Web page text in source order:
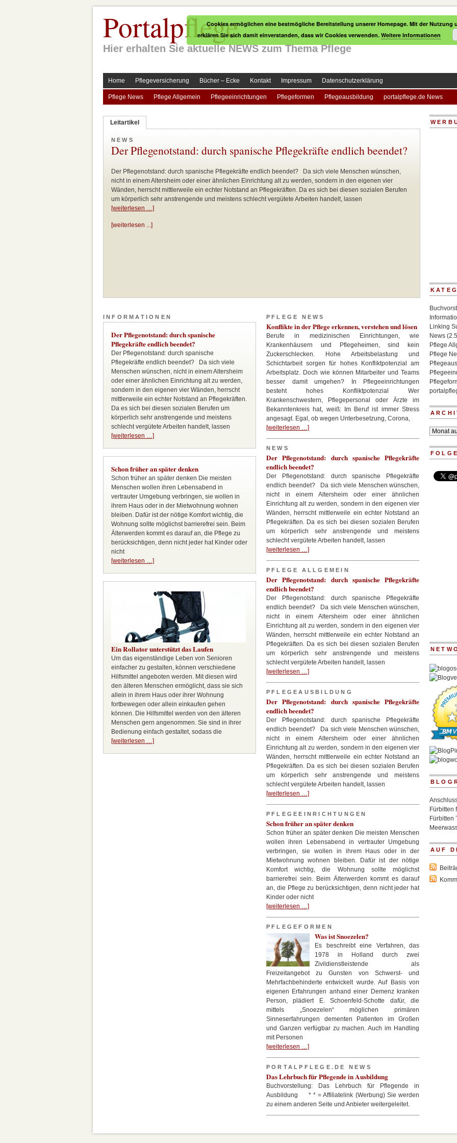
Portalpflege
Hier erhalten Sie aktuelle NEWS zum Thema Pflege
Home Pflegeversicherung Bücher – Ecke Kontakt Impressum Datenschutzerklärung
Pflege News Pflege Allgemein Pflegeeinrichtungen Pflegeformen Pflegeausbildung portalpflege.de News
Leitartikel
NEWS
Der Pflegenotstand: durch spanische Pflegekräfte endlich beendet?
Der Pflegenotstand: durch spanische Pflegekräfte endlich beendet? Da sich viele Menschen wünschen,
nicht in einem Altersheim oder einer ähnlichen Einrichtung alt zu werden, sondern in den eigenen vier
Wänden, herrscht mittlerweile ein echter Notstand an Pflegekräften. Da es sich bei diesen sozialen Berufen
um körperlich sehr anstrengende und meistens schlecht vergütete Arbeiten handelt, lassen
[weiterlesen …]
[weiterlesen ...]
INFORMATIONEN
Der Pflegenotstand: durch spanische
Pflegekräfte endlich beendet?
Der Pflegenotstand: durch spanische
Pflegekräfte endlich beendet? Da sich viele
Menschen wünschen, nicht in einem Altersheim
oder einer ähnlichen Einrichtung alt zu werden,
sondern in den eigenen vier Wänden, herrscht
mittlerweile ein echter Notstand an Pflegekräften.
Da es sich bei diesen sozialen Berufen um
körperlich sehr anstrengende und meistens
schlecht vergütete Arbeiten handelt, lassen
[weiterlesen …]
Schon früher an später denken
Schon früher an später denken Die meisten
Menschen wollen ihren Lebensabend in
vertrauter Umgebung verbringen, sie wollen in
ihrem Haus oder in der Mietwohnung wohnen
bleiben. Dafür ist der nötige Komfort wichtig, die
Wohnung sollte möglichst barrierefrei sein. Beim
Älterwerden kommt es darauf an, die Pflege zu
berücksichtigen, denn nicht jeder hat Kinder oder
nicht
[weiterlesen …]
Ein Rollator unterstützt das Laufen
Um das eigenständige Leben von Senioren
einfacher zu gestalten, können verschiedene
Hilfsmittel angeboten werden. Mit diesen wird
den älteren Menschen ermöglicht, dass sie sich
allein in ihrem Haus oder ihrer Wohnung
fortbewegen oder allein einkaufen gehen
können. Die Hilfsmittel werden von den älteren
Menschen gern angenommen. Sie sind in ihrer
Bedienung einfach gestaltet, sodass die
[weiterlesen …]
PFLEGE NEWS
Konflikte in der Pflege erkennen, verstehen und lösen
Berufe in medizinischen Einrichtungen, wie
Krankenhäusern und Pflegeheimen, sind kein
Zuckerschlecken. Hohe Arbeitsbelastung und
Schichtarbeit sorgen für hohes Konfliktpotenzial am
Arbeitsplatz. Doch wie können Mitarbeiter und Teams
besser damit umgehen? In Pflegeeinrichtungen
besteht hohes Konfliktpotenzial Wer
Krankenschwestern, Pflegepersonal oder Ärzte im
Bekanntenkreis hat, weiß: Im Beruf ist immer Stress
angesagt. Egal, ob wegen Unterbesetzung, Corona,
[weiterlesen …]
NEWS
Der Pflegenotstand: durch spanische Pflegekräfte
endlich beendet?
Der Pflegenotstand: durch spanische Pflegekräfte
endlich beendet? Da sich viele Menschen wünschen,
nicht in einem Altersheim oder einer ähnlichen
Einrichtung alt zu werden, sondern in den eigenen vier
Wänden, herrscht mittlerweile ein echter Notstand an
Pflegekräften. Da es sich bei diesen sozialen Berufen
um körperlich sehr anstrengende und meistens
schlecht vergütete Arbeiten handelt, lassen
[weiterlesen …]
PFLEGE ALLGEMEIN
Der Pflegenotstand: durch spanische Pflegekräfte
endlich beendet?
Der Pflegenotstand: durch spanische Pflegekräfte
endlich beendet? Da sich viele Menschen wünschen,
nicht in einem Altersheim oder einer ähnlichen
Einrichtung alt zu werden, sondern in den eigenen vier
Wänden, herrscht mittlerweile ein echter Notstand an
Pflegekräften. Da es sich bei diesen sozialen Berufen
um körperlich sehr anstrengende und meistens
schlecht vergütete Arbeiten handelt, lassen
[weiterlesen …]
PFLEGEAUSBILDUNG
Der Pflegenotstand: durch spanische Pflegekräfte
endlich beendet?
Der Pflegenotstand: durch spanische Pflegekräfte
endlich beendet? Da sich viele Menschen wünschen,
nicht in einem Altersheim oder einer ähnlichen
Einrichtung alt zu werden, sondern in den eigenen vier
Wänden, herrscht mittlerweile ein echter Notstand an
Pflegekräften. Da es sich bei diesen sozialen Berufen
um körperlich sehr anstrengende und meistens
schlecht vergütete Arbeiten handelt, lassen
[weiterlesen …]
PFLEGEEINRICHTUNGEN
Schon früher an später denken
Schon früher an später denken Die meisten Menschen
wollen ihren Lebensabend in vertrauter Umgebung
verbringen, sie wollen in ihrem Haus oder in der
Mietwohnung wohnen bleiben. Dafür ist der nötige
Komfort wichtig, die Wohnung sollte möglichst
barrierefrei sein. Beim Älterwerden kommt es darauf
an, die Pflege zu berücksichtigen, denn nicht jeder hat
Kinder oder nicht
[weiterlesen …]
PFLEGEFORMEN
Was ist Snoezelen?
Es beschreibt eine Verfahren, das
1978 in Holland durch zwei
Zivildienstleistende als
Freizeitangebot zu Gunsten von Schwerst- und
Mehrfachbehinderte entwickelt wurde. Auf Basis von
eigenen Erfahrungen anhand einer Demenz kranken
Person, plädiert E. Schoenfeld-Schotte dafür, die
mittels „Snoezelen“ möglichen primären
Sinneserfahrungen dementen Patienten im Großen
und Ganzen verfügbar zu machen. Auch im Handling
mit Personen
[weiterlesen …]
PORTALPFLEGE.DE NEWS
Das Lehrbuch für Pflegende in Ausbildung
Buchvorstellung: Das Lehrbuch für Pflegende in
Ausbildung * * = Affiliatelink (Werbung) Sie werden
zu einem anderen Seite und Anbieter weitergeleitet.
Linking
News
Pflege
Pflege
Archiv
Fürbitten
Fürbitten
AUF
Cookies ermöglichen eine bestmögliche Bereitstellung unserer Homepage. Mit der Nutzung
erklären Sie sich damit einverstanden, dass wir Cookies verwenden. Weitere Informationen